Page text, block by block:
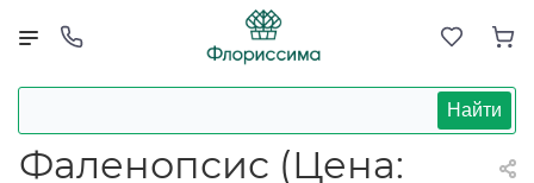
Найти
Фаленопсис (Цена: